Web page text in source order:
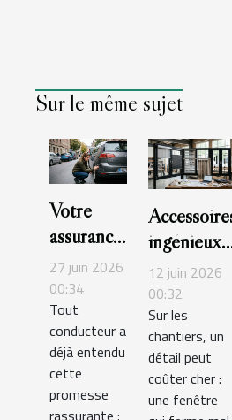
Sur le même sujet
Votre
assurance
auto
couvre-t-
elle
vraiment
tout ce
que vous
27 juin 2026
00:34
Tout
conducteur a
déjà entendu
cette
promesse
rassurante :
ingénieux
pour
fenêtres :
l’innovation
au service
des pros
12 juin 2026
00:32
Sur les
chantiers, un
détail peut
coûter cher :
une fenêtre